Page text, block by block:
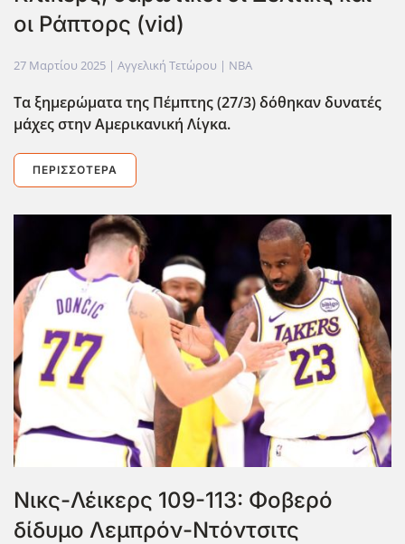
οι Ράπτορς (vid)
27 Μαρτίου 2025 | Αγγελική Τετώρου | NBA
Τα ξημερώματα της Πέμπτης (27/3) δόθηκαν δυνατές
μάχες στην Αμερικανική Λίγκα.
ΠΕΡΙΣΣΌΤΕΡΑ
Νικς-Λέικερς 109-113: Φοβερό
δίδυμο Λεμπρόν-Ντόντσιτς